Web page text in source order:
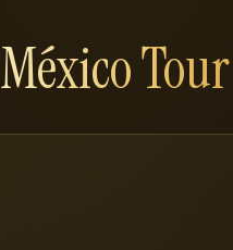
México